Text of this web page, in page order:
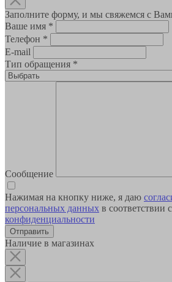
Заполните форму, и мы свяжемся с
Ваше имя *
Телефон *
E-mail
Тип обращения *
Сообщение
Нажимая на кнопку ниже, я даю
персональных данных в соответствии с
конфиденциальности
Наличие в магазинах